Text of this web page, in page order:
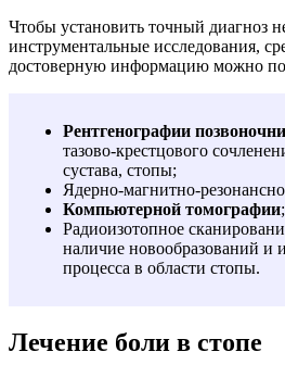
Чтобы установить точный диагноз
инструментальные исследования,
достоверную информацию можно
Рентгенографии
тазово-крестцового
сустава, стопы;
Ядерно-магнитно-
Компьютерной томографии;
Радиоизотопное
наличие новообразований и
процесса в области стопы.
Лечение боли в стопе